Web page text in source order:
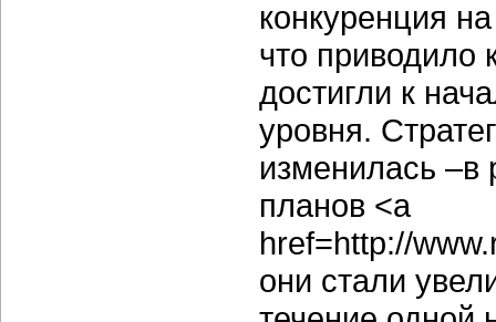
конкуренция
что приводило
достигли к
уровня.
изменилась
планов <a
href=http://
они стали